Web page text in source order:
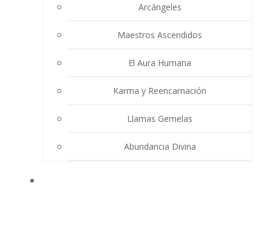
Arcángeles
Maestros Ascendidos
El Aura Humana
Karma y Reencarnación
Llamas Gemelas
Abundancia Divina